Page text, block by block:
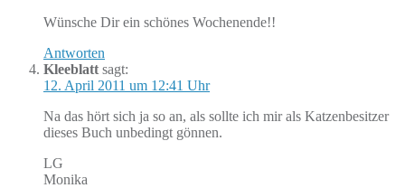
Wünsche Dir ein schönes Wochenende!!
Antworten
Kleeblatt sagt:
12. April 2011 um 12:41 Uhr
Na das hört sich ja so an, als sollte ich mir als Katzenbesitzer
dieses Buch unbedingt gönnen.
LG
Monika